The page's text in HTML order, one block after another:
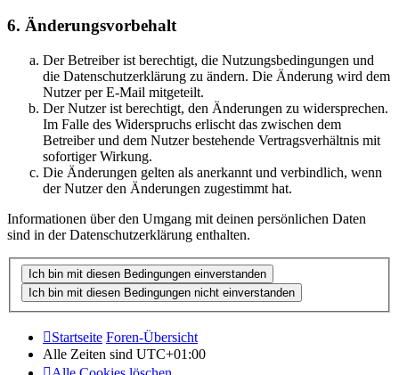
6. Änderungsvorbehalt
Der Betreiber ist berechtigt, die Nutzungsbedingungen und
die Datenschutzerklärung zu ändern. Die Änderung wird dem
Nutzer per E-Mail mitgeteilt.
Der Nutzer ist berechtigt, den Änderungen zu widersprechen.
Im Falle des Widerspruchs erlischt das zwischen dem
Betreiber und dem Nutzer bestehende Vertragsverhältnis mit
sofortiger Wirkung.
Die Änderungen gelten als anerkannt und verbindlich, wenn
der Nutzer den Änderungen zugestimmt hat.
Informationen über den Umgang mit deinen persönlichen Daten
sind in der Datenschutzerklärung enthalten.
Startseite Foren-Übersicht
Alle Zeiten sind UTC+01:00